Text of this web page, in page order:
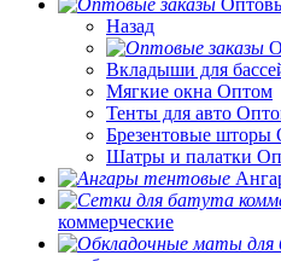
Назад
Вкладыши для
Мягкие окна Оптом
Тенты для авто
Брезентовые шторы
Шатры и палатки
коммерческие